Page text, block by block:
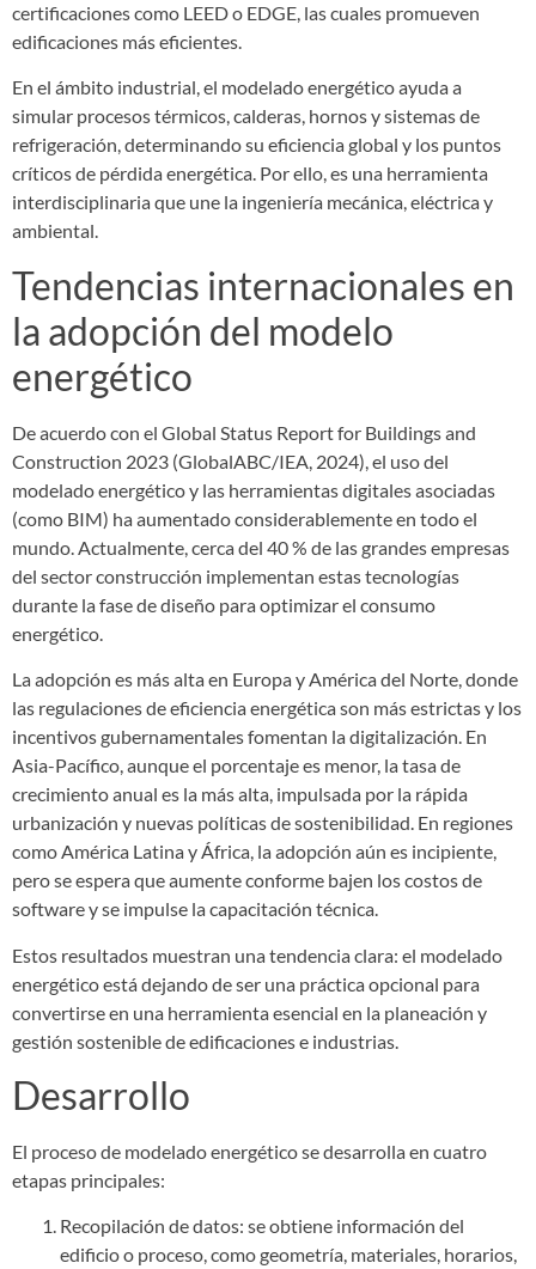
certificaciones como LEED o EDGE, las cuales promueven
edificaciones más eficientes.
En el ámbito industrial, el modelado energético ayuda a
simular procesos térmicos, calderas, hornos y sistemas de
refrigeración, determinando su eficiencia global y los puntos
críticos de pérdida energética. Por ello, es una herramienta
interdisciplinaria que une la ingeniería mecánica, eléctrica y
ambiental.
Tendencias internacionales en
la adopción del modelo
energético
De acuerdo con el Global Status Report for Buildings and
Construction 2023 (GlobalABC/IEA, 2024), el uso del
modelado energético y las herramientas digitales asociadas
(como BIM) ha aumentado considerablemente en todo el
mundo. Actualmente, cerca del 40 % de las grandes empresas
del sector construcción implementan estas tecnologías
durante la fase de diseño para optimizar el consumo
energético.
La adopción es más alta en Europa y América del Norte, donde
las regulaciones de eficiencia energética son más estrictas y los
incentivos gubernamentales fomentan la digitalización. En
Asia-Pacífico, aunque el porcentaje es menor, la tasa de
crecimiento anual es la más alta, impulsada por la rápida
urbanización y nuevas políticas de sostenibilidad. En regiones
como América Latina y África, la adopción aún es incipiente,
pero se espera que aumente conforme bajen los costos de
software y se impulse la capacitación técnica.
Estos resultados muestran una tendencia clara: el modelado
energético está dejando de ser una práctica opcional para
convertirse en una herramienta esencial en la planeación y
gestión sostenible de edificaciones e industrias.
Desarrollo
El proceso de modelado energético se desarrolla en cuatro
etapas principales:
Recopilación de datos: se obtiene información del
edificio o proceso, como geometría, materiales, horarios,